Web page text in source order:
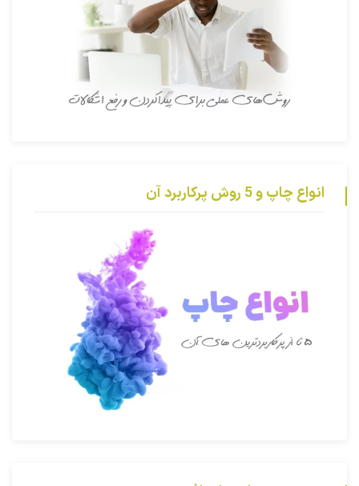
انواع چاپ و 5 روش پرکاربرد آن